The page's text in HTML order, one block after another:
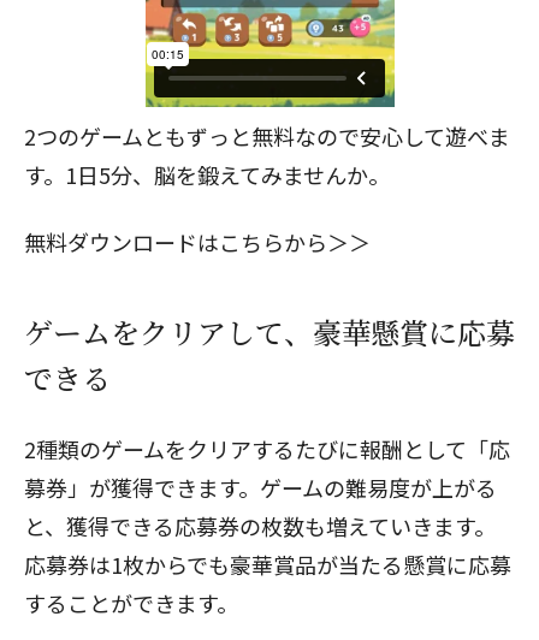
2つのゲームともずっと無料なので安心して遊べま
す。1日5分、脳を鍛えてみませんか。
無料ダウンロードはこちらから＞＞
ゲームをクリアして、豪華懸賞に応募
できる
2種類のゲームをクリアするたびに報酬として「応
募券」が獲得できます。ゲームの難易度が上がる
と、獲得できる応募券の枚数も増えていきます。
応募券は1枚からでも豪華賞品が当たる懸賞に応募
することができます。